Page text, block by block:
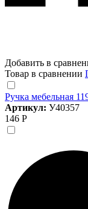
Добавить в
Товар в сравнении
Ручка мебельная
Артикул: У40357
146 Р